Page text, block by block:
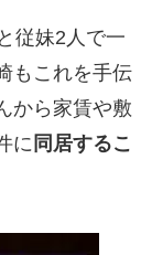
従妹2人で一
もこれを手伝
から家賃や敷
に 同居するこ